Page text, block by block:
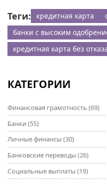
Теги: кредитная карта
банки с высоким
кредитная карта без
КАТЕГОРИИ
Финансовая грамотность (69)
Банки (55)
Личные финансы (30)
Банковские переводы (26)
Социальные выплаты (19)